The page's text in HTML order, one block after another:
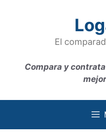
El
Compara y